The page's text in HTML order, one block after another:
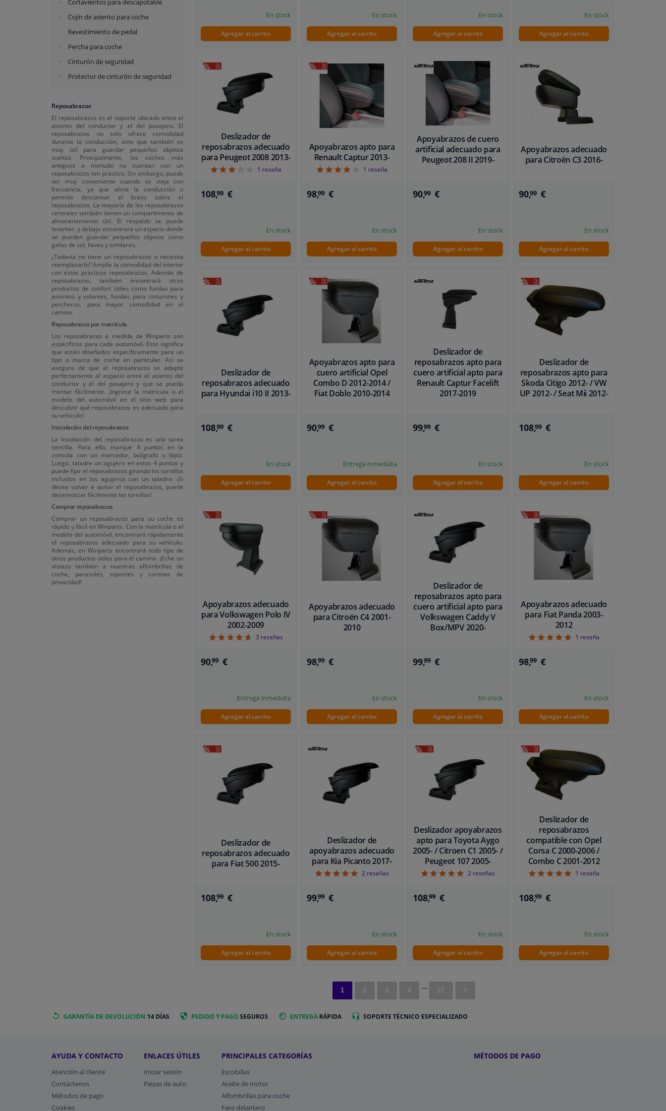
Cortavientos para descapotable
Cojín de asiento para coche
Revestimiento de pedal
Percha para coche
Cinturón de seguridad
Protector de cinturón de seguridad
Reposabrazos
El reposabrazos es el soporte ubicado entre el
asiento del conductor y el del pasajero. El
reposabrazos no solo ofrece comodidad
durante la conducción, sino que también es
muy útil para guardar pequeños objetos
sueltos. Principalmente, los coches más
antiguos a menudo no cuentan con un
reposabrazos tan práctico. Sin embargo, puede
ser muy conveniente cuando se viaja con
frecuencia, ya que alivia la conducción o
permite descansar el brazo sobre el
reposabrazos. La mayoría de los reposabrazos
centrales también tienen un compartimento de
almacenamiento útil. El respaldo se puede
levantar, y debajo encontrará un espacio donde
se pueden guardar pequeños objetos como
gafas de sol, llaves y similares.
¿Todavía no tiene un reposabrazos o necesita
reemplazarlo? Amplíe la comodidad del interior
con estos prácticos reposabrazos. Además de
reposabrazos, también encontrará otros
productos de confort útiles como fundas para
asientos y volantes, fundas para cinturones y
percheros, para mayor comodidad en el
camino.
Reposabrazos por matrícula
Los reposabrazos a medida de Winparts son
específicos para cada automóvil. Esto significa
que están diseñados específicamente para un
tipo o marca de coche en particular. Así se
asegura de que el reposabrazos se adapte
perfectamente al espacio entre el asiento del
conductor y el del pasajero y que se pueda
montar fácilmente. ¡Ingrese la matrícula o el
modelo del automóvil en el sitio web para
descubrir qué reposabrazos es adecuado para
su vehículo!
Instalación del reposabrazos
La instalación del reposabrazos es una tarea
sencilla. Para ello, marque 4 puntos en la
consola con un marcador, bolígrafo o lápiz.
Luego, taladre un agujero en estos 4 puntos y
puede fijar el reposabrazos girando los tornillos
incluidos en los agujeros con un taladro. ¡Si
desea volver a quitar el reposabrazos, puede
desenroscar fácilmente los tornillos!
Comprar reposabrazos
Comprar un reposabrazos para su coche es
rápido y fácil en Winparts. Con la matrícula o el
modelo del automóvil, encontrará rápidamente
el reposabrazos adecuado para su vehículo.
Además, en Winparts encontrará todo tipo de
otros productos útiles para el camino. ¡Eche un
vistazo también a nuestras alfombrillas de
coche, parasoles, soportes y cortinas de
privacidad!
En stock
Agregar al carrito
En stock
Agregar al carrito
En stock
Agregar al carrito
En stock
Agregar al carrito
Deslizador de
reposabrazos adecuado
para Peugeot 2008 2013-
31 reseña
108,99 €
En stock
Agregar al carrito
Apoyabrazos apto para
Renault Captur 2013-
41 reseña
98,99 €
En stock
Agregar al carrito
Apoyabrazos de cuero
artificial adecuado para
Peugeot 208 II 2019-
90,99 €
En stock
Agregar al carrito
Apoyabrazos adecuado
para Citroën C3 2016-
90,99 €
En stock
Agregar al carrito
Deslizador de
reposabrazos adecuado
para Hyundai i10 II 2013-
108,99 €
En stock
Agregar al carrito
Apoyabrazos apto para
cuero artificial Opel
Combo D 2012-2014 /
Fiat Doblo 2010-2014
90,99 €
Entrega inmediata
Agregar al carrito
Deslizador de
reposabrazos apto para
cuero artificial apto para
Renault Captur Facelift
2017-2019
99,99 €
En stock
Agregar al carrito
Deslizador de
reposabrazos apto para
Skoda Citigo 2012- / VW
UP 2012- / Seat Mii 2012-
108,99 €
En stock
Agregar al carrito
Apoyabrazos adecuado
para Volkswagen Polo IV
2002-2009
4.67
3 reseñas
90,99 €
Entrega inmediata
Agregar al carrito
Apoyabrazos adecuado
para Citroën C4 2001-
2010
98,99 €
En stock
Agregar al carrito
Deslizador de
reposabrazos apto para
cuero artificial apto para
Volkswagen Caddy V
Box/MPV 2020-
99,99 €
En stock
Agregar al carrito
Apoyabrazos adecuado
para Fiat Panda 2003-
2012
51 reseña
98,99 €
En stock
Agregar al carrito
Deslizador de
reposabrazos adecuado
para Fiat 500 2015-
108,99 €
En stock
Agregar al carrito
Deslizador de
apoyabrazos adecuado
para Kia Picanto 2017-
52 reseñas
99,99 €
En stock
Agregar al carrito
Deslizador apoyabrazos
apto para Toyota Aygo
2005- / Citroen C1 2005- /
Peugeot 107 2005-
52 reseñas
108,99 €
En stock
Agregar al carrito
Deslizador de
reposabrazos
compatible con Opel
Corsa C 2000-2006 /
Combo C 2001-2012
51 reseña
108,99 €
En stock
Agregar al carrito
1 2 3 4 ... 27 >
GARANTÍA DE DEVOLUCIÓN 14 DÍAS PEDIDO Y PAGO SEGUROS ENTREGA RÁPIDA SOPORTE TÉCNICO ESPECIALIZADO
AYUDA Y CONTACTO
Atención al cliente
Contáctenos
Métodos de pago
​Cookies
ENLACES ÚTILES
Iniciar sesión
Piezas de auto
PRINCIPALES CATEGORÍAS
Escobillas
Aceite de motor
Alfombrillas para coche
Faro delantero
MÉTODOS DE PAGO